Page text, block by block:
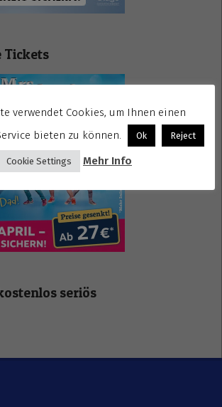
Tickets
seriös
verwendet Cookies, um Ihnen einen
bieten zu können.
Ok Reject
Cookie Settings Mehr Info